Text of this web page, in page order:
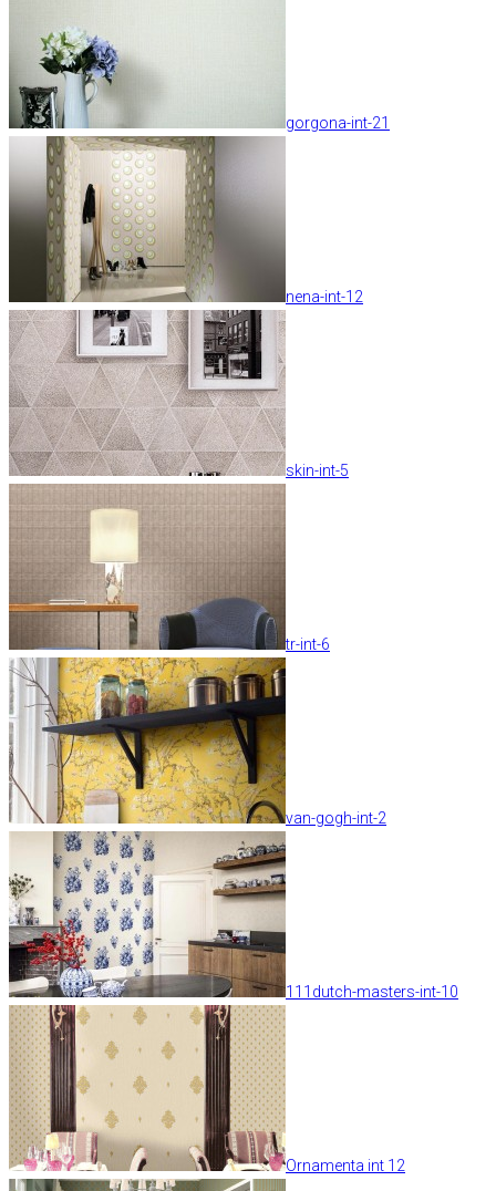
gorgona-int-21
nena-int-12
skin-int-5
tr-int-6
van-gogh-int-2
111dutch-masters-int-10
Ornamenta int 12